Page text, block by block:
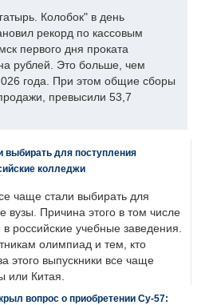
Колобок" в день
рекорд по кассовым
первого дня проката
рублей. Это больше, чем
года. При этом общие сборы
превысили 53,7
выбирать для поступления
колледжи
чаще стали выбирать для
вузы. Причина этого в том числе
российские учебные заведения.
олимпиад и тем, кто
этого выпускники все чаще
или Китая.
вопрос о приобретении Су-57: